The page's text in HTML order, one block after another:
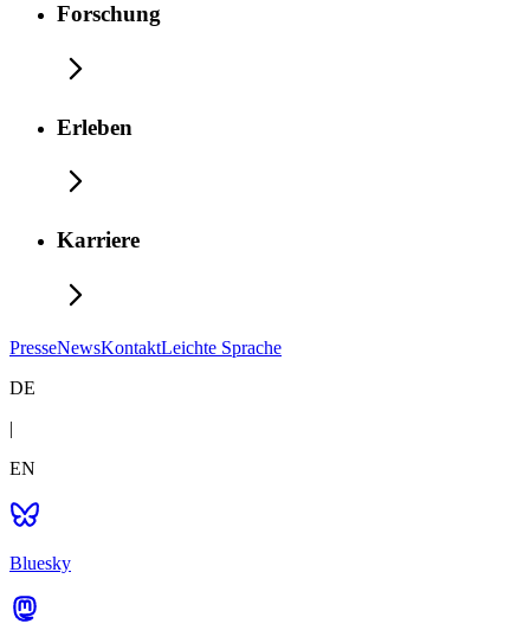
Forschung
Erleben
Karriere
PresseNewsKontaktLeichte Sprache
DE
|
EN
Bluesky